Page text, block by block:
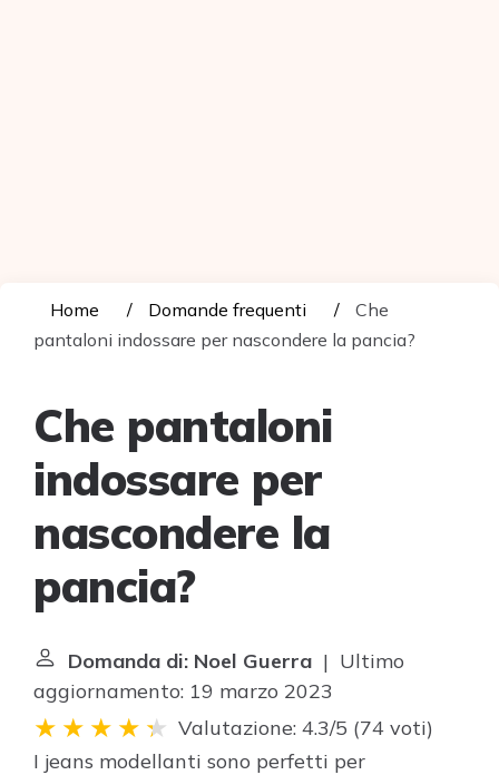
Home Domande frequenti
Che
pantaloni indossare per nascondere la pancia?
Che pantaloni
indossare per
nascondere la
pancia?
Domanda di: Noel Guerra | Ultimo
aggiornamento: 19 marzo 2023
Valutazione: 4.3/5 (74 voti)
I jeans modellanti sono perfetti per